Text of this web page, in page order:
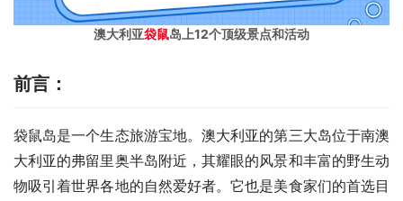
澳大利亚袋鼠岛上12个顶级景点和活动
前言：
袋鼠岛是一个生态旅游宝地。澳大利亚的第三大岛位于南澳
大利亚的弗留里奥半岛附近，其耀眼的风景和丰富的野生动
物吸引着世界各地的自然爱好者。它也是美食家们的首选目